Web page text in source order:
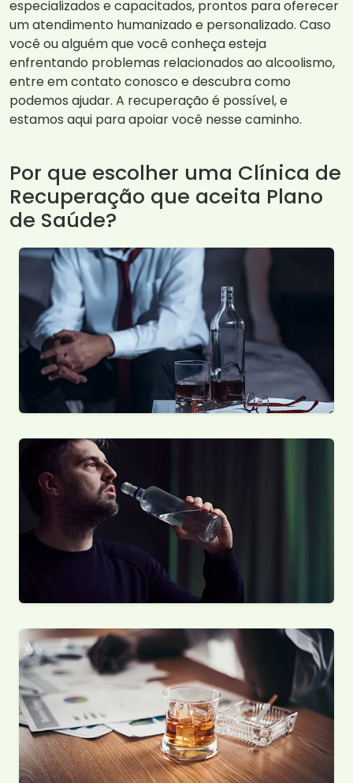
especializados e capacitados, prontos para oferecer
um atendimento humanizado e personalizado. Caso
você ou alguém que você conheça esteja
enfrentando problemas relacionados ao alcoolismo,
entre em contato conosco e descubra como
podemos ajudar. A recuperação é possível, e
estamos aqui para apoiar você nesse caminho.
Por que escolher uma Clínica de
Recuperação que aceita Plano
de Saúde?